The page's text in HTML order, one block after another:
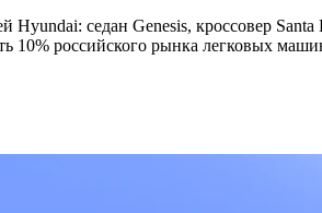
Hyundai: седан Genesis, кроссовер
10% российского рынка легковых